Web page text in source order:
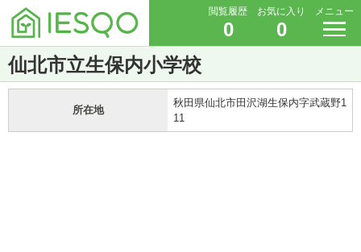
閲覧履歴
0
お気に入り
0
メニュー
仙北市立生保内小学校
所在地
秋田県仙北市田沢湖生保内字武蔵野1
11